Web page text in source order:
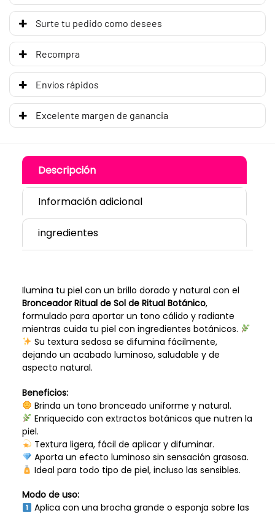
Surte tu pedido como desees
Recompra
Envíos rápidos
Excelente margen de ganancia
Descripción
Información adicional
ingredientes
Ilumina tu piel con un brillo dorado y natural con el
Bronceador Ritual de Sol de Ritual Botánico,
formulado para aportar un tono cálido y radiante
mientras cuida tu piel con ingredientes botánicos.
Su textura sedosa se difumina fácilmente,
dejando un acabado luminoso, saludable y de
aspecto natural.
Beneficios:
Brinda un tono bronceado uniforme y natural.
Enriquecido con extractos botánicos que nutren la
piel.
Textura ligera, fácil de aplicar y difuminar.
Aporta un efecto luminoso sin sensación grasosa.
Ideal para todo tipo de piel, incluso las sensibles.
Modo de uso:
Aplica con una brocha grande o esponja sobre las